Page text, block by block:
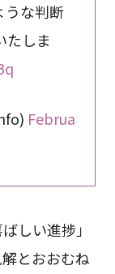
うな判断
たしま
Februa
しい進捗」
とおおむね